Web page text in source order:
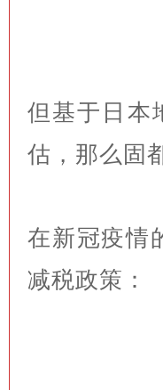
但基于日本
估，那么固
在新冠疫情
减税政策：